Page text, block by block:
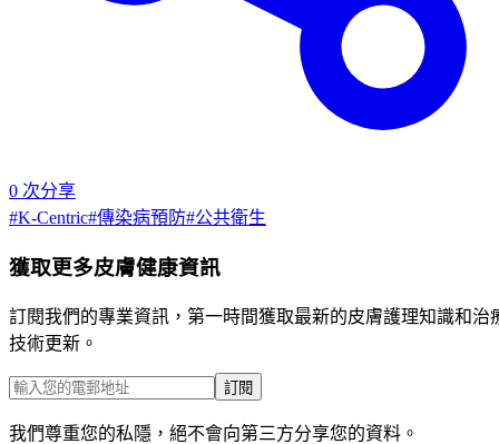
0 次分享
#K-Centric#傳染病預防#公共衛生
獲取更多皮膚健康資訊
訂閱我們的專業資訊，第一時間獲取最新的皮膚護理知識和治
技術更新。
訂閱
我們尊重您的私隱，絕不會向第三方分享您的資料。